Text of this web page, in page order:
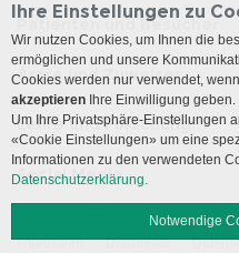
Patienten und Besucher
Ärzte und Zuweiser
Lehre und Forschung
Social Media
Impressum Disclaimer
Ihre Einstellungen zu
Wir nutzen Cookies, um Ihnen die
ermöglichen und unsere
Cookies werden nur verwendet,
akzeptieren Ihre Einwilligung geben.
Um Ihre Privatsphäre-Einstellungen
«Cookie Einstellungen» um eine
Informationen zu den verwendeten
Datenschutzerklärung.
Notwendige